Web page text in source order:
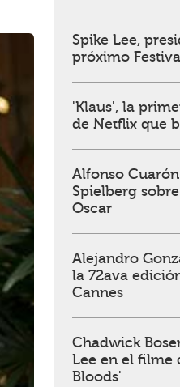
Spike Lee,
próximo
'Klaus', la
de Netflix que
Alfonso
Spielberg
Oscar
Alejandro
la 72ava
Cannes
Chadwick
Lee en el filme
Bloods'